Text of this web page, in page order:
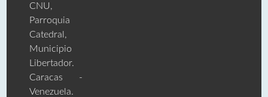
CNU,
Parroquia
Catedral,
Municipio
Libertador.
Caracas -
Venezuela.